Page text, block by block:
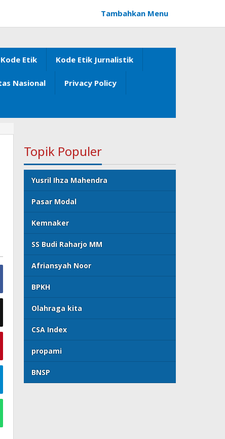
Tambahkan Menu
Kode Etik Kode Etik Jurnalistik
Nasional Privacy Policy
Topik Populer
Yusril Ihza Mahendra
Pasar Modal
Kemnaker
SS Budi Raharjo MM
Afriansyah Noor
BPKH
Olahraga kita
CSA Index
propami
BNSP